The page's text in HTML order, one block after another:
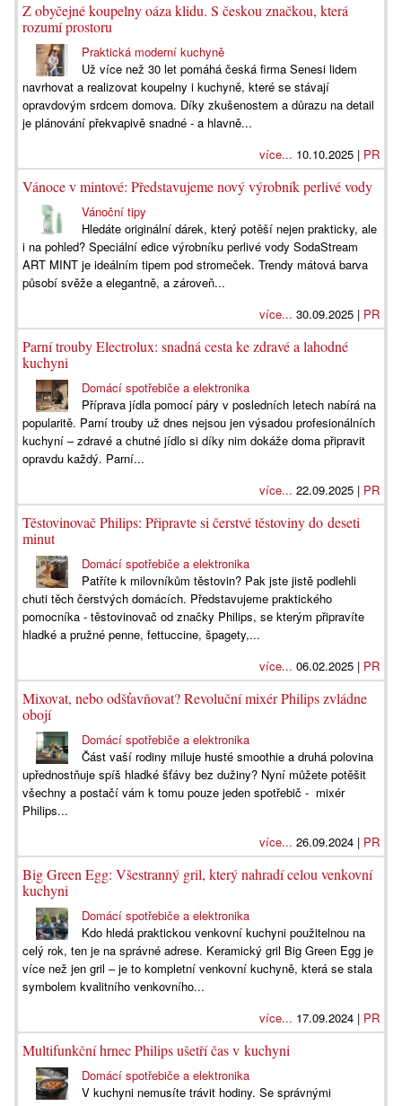
Z obyčejné koupelny oáza klidu. S českou značkou, která
rozumí prostoru
Praktická moderní kuchyně
Už více než 30 let pomáhá česká firma Senesi lidem
navrhovat a realizovat koupelny i kuchyně, které se stávají
opravdovým srdcem domova. Díky zkušenostem a důrazu na detail
je plánování překvapivě snadné - a hlavně...
více... 10.10.2025 | PR
Vánoce v mintové: Představujeme nový výrobník perlivé vody
Vánoční tipy
Hledáte originální dárek, který potěší nejen prakticky, ale
i na pohled? Speciální edice výrobníku perlivé vody SodaStream
ART MINT je ideálním tipem pod stromeček. Trendy mátová barva
působí svěže a elegantně, a zároveň...
více... 30.09.2025 | PR
Parní trouby Electrolux: snadná cesta ke zdravé a lahodné
kuchyni
Domácí spotřebiče a elektronika
Příprava jídla pomocí páry v posledních letech nabírá na
popularitě. Parní trouby už dnes nejsou jen výsadou profesionálních
kuchyní – zdravé a chutné jídlo si díky nim dokáže doma připravit
opravdu každý. Parní...
více... 22.09.2025 | PR
Těstovinovač Philips: Připravte si čerstvé těstoviny do deseti
minut
Domácí spotřebiče a elektronika
Patříte k milovníkům těstovin? Pak jste jistě podlehli
chuti těch čerstvých domácích. Představujeme praktického
pomocníka - těstovinovač od značky Philips, se kterým připravíte
hladké a pružné penne, fettuccine, špagety,...
více... 06.02.2025 | PR
Mixovat, nebo odšťavňovat? Revoluční mixér Philips zvládne
obojí
Domácí spotřebiče a elektronika
Část vaší rodiny miluje husté smoothie a druhá polovina
upřednostňuje spíš hladké šťávy bez dužiny? Nyní můžete potěšit
všechny a postačí vám k tomu pouze jeden spotřebič - mixér
Philips...
více... 26.09.2024 | PR
Big Green Egg: Všestranný gril, který nahradí celou venkovní
kuchyni
Domácí spotřebiče a elektronika
Kdo hledá praktickou venkovní kuchyni použitelnou na
celý rok, ten je na správné adrese. Keramický gril Big Green Egg je
více než jen gril – je to kompletní venkovní kuchyně, která se stala
symbolem kvalitního venkovního...
více... 17.09.2024 | PR
Multifunkční hrnec Philips ušetří čas v kuchyni
Domácí spotřebiče a elektronika
V kuchyni nemusíte trávit hodiny. Se správnými